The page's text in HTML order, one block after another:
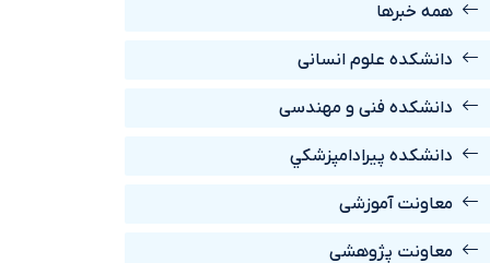
همه خبرها
دانشکده علوم انسانی
دانشکده فنی و مهندسی
دانشکده پيرادامپزشکي
معاونت آموزشی
معاونت پژوهشی